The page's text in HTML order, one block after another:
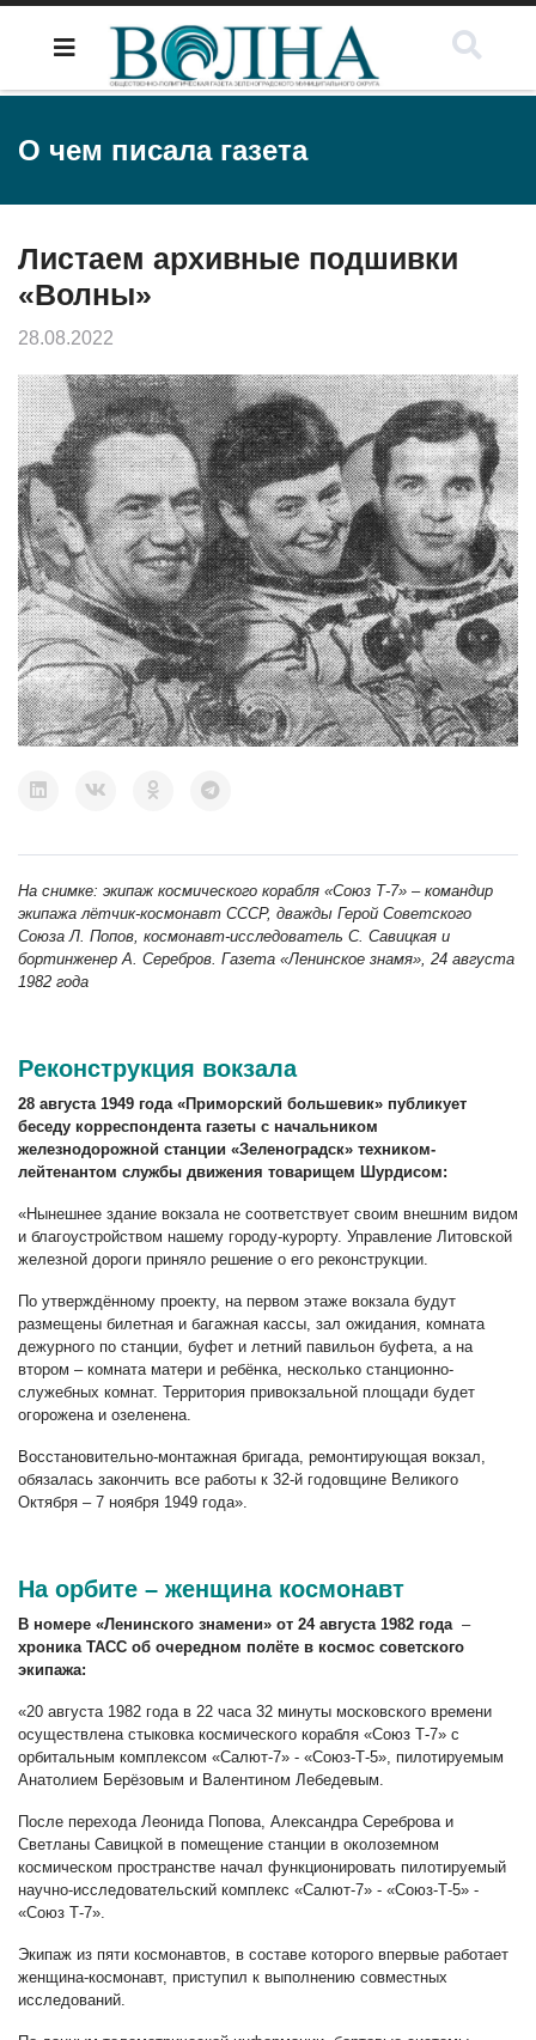
О чем писала газета
Листаем архивные подшивки
«Волны»
28.08.2022
На снимке: экипаж космического корабля «Союз Т-7» –командир
экипажа лётчик-космонавт СССР, дважды Герой Советского
Союза Л. Попов, космонавт-исследователь С. Савицкая и
бортинженер А. Серебров. Газета «Ленинское знамя», 24 августа
1982 года
Реконструкция вокзала
28 августа 1949 года «Приморский большевик» публикует
беседу корреспондента газеты с начальником
железнодорожной станции «Зеленоградск» техником-
лейтенантом службы движения товарищем Шурдисом:
«Нынешнее здание вокзала не соответствует своим внешним видом
и благоустройством нашему городу-курорту. Управление Литовской
железной дороги приняло решение о его реконструкции.
По утверждённому проекту, на первом этаже вокзала будут
размещены билетная и багажная кассы, зал ожидания, комната
дежурного по станции, буфет и летний павильон буфета, а на
втором – комната матери и ребёнка, несколько станционно-
служебных комнат. Территория привокзальной площади будет
огорожена и озеленена.
Восстановительно-монтажная бригада, ремонтирующая вокзал,
обязалась закончить все работы к 32-й годовщине Великого
Октября – 7 ноября 1949 года».
На орбите – женщина космонавт
В номере «Ленинского знамени» от 24 августа 1982 года –
хроника ТАСС об очередном полёте в космос советского
экипажа:
«20 августа 1982 года в 22 часа 32 минуты московского времени
осуществлена стыковка космического корабля «Союз Т-7» с
орбитальным комплексом «Салют-7» - «Союз-Т-5», пилотируемым
Анатолием Берёзовым и Валентином Лебедевым.
После перехода Леонида Попова, Александра Сереброва и
Светланы Савицкой в помещение станции в околоземном
космическом пространстве начал функционировать пилотируемый
научно-исследовательский комплекс «Салют-7» - «Союз-Т-5» -
«Союз Т-7».
Экипаж из пяти космонавтов, в составе которого впервые работает
женщина-космонавт, приступил к выполнению совместных
исследований.